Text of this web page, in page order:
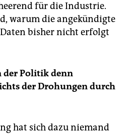
für die Industrie.
warum die angekündigte
bisher nicht erfolgt
der Politik denn
der Drohungen durch
hat sich dazu niemand